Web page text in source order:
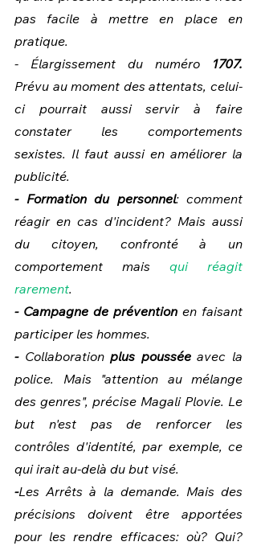
pas facile à mettre en place en
pratique.
- Élargissement du numéro 1707.
Prévu au moment des attentats, celui-
ci pourrait aussi servir à faire
constater les comportements
sexistes. Il faut aussi en améliorer la
publicité.
- Formation du personnel: comment
réagir en cas d'incident? Mais aussi
du citoyen, confronté à un
comportement mais qui réagit
rarement.
- Campagne de prévention en faisant
participer les hommes.
- Collaboration plus poussée avec la
police. Mais "attention au mélange
des genres", précise Magali Plovie. Le
but n'est pas de renforcer les
contrôles d'identité, par exemple, ce
qui irait au-delà du but visé.
-Les Arrêts à la demande. Mais des
précisions doivent être apportées
pour les rendre efficaces: où? Qui?